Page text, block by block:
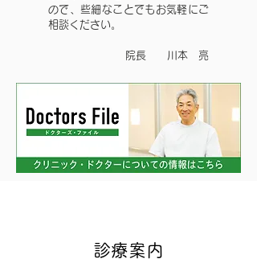
ので、些細なことでもお気軽にご
相談ください。
院長 川本 亮
​診療案内